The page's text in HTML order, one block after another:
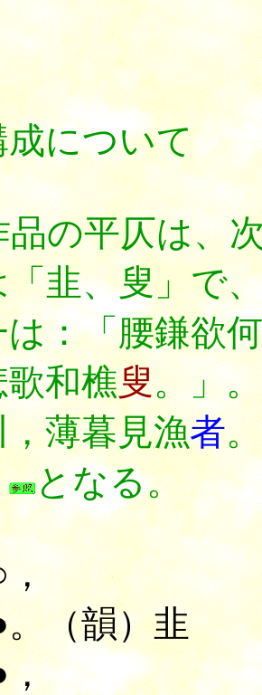
について
の平仄は、
韭、叟」で
：「腰鎌欲何
和樵叟。」
薄暮見漁者
となる。
（韻）韭